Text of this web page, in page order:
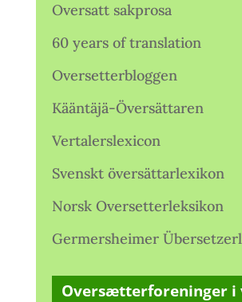
Oversatt sakprosa
60 years of translation
Oversetterbloggen
Kääntäjä-Översättaren
Vertalerslexicon
Svenskt översättarlexikon
Norsk Oversetterleksikon
Germersheimer
Oversætterforeninger i